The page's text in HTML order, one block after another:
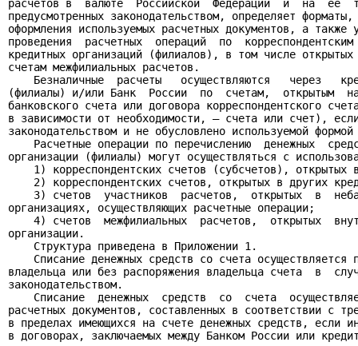
расчетов в  валюте  Российской  Федерации  и  на  ее
предусмотренных законодательством, определяет
оформления используемых расчетных документов, а также
проведения  расчетных  операций  по
кредитных организаций (филиалов), в том числе
счетам межфилиальных расчетов.
Безналичные  расчеты   осуществляются   через
(филиалы) и/или Банк  России  по  счетам,  открытым
банковского счета или договора корреспондентского
в зависимости от необходимости, — счета или счет),
законодательством и не обусловлено используемой
Расчетные операции по перечислению  денежных
организации (филиалы) могут осуществляться с
1) корреспондентских счетов (субсчетов), открытых
2) корреспондентских счетов, открытых в других
3) счетов  участников  расчетов,  открытых  в
организациях, осуществляющих расчетные операции;
4) счетов  межфилиальных  расчетов,  открытых
организации.
    Структура приведена в Приложении 1.
Списание денежных средств со счета осуществляется
владельца или без распоряжения владельца счета  в
законодательством.
Списание  денежных  средств  со  счета
расчетных документов, составленных в соответствии с
в пределах имеющихся на счете денежных средств, если
в договорах, заключаемых между Банком России или